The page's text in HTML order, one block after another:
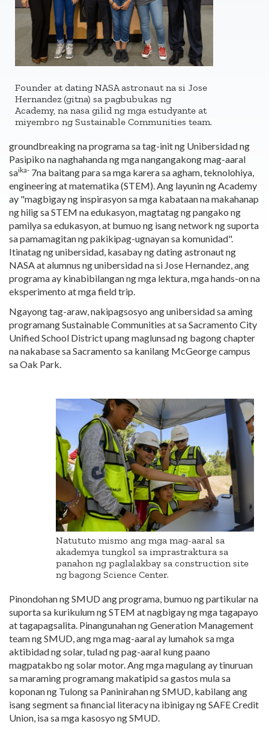
Founder at dating NASA astronaut na si Jose
Hernandez (gitna) sa pagbubukas ng
Academy, na nasa gilid ng mga estudyante at
miyembro ng Sustainable Communities team.
groundbreaking na programa sa tag-init ng Unibersidad ng
Pasipiko na naghahanda ng mga nangangakong mag-aaral
saika- 7na baitang para sa mga karera sa agham, teknolohiya,
engineering at matematika (STEM). Ang layunin ng Academy
ay "magbigay ng inspirasyon sa mga kabataan na makahanap
ng hilig sa STEM na edukasyon, magtatag ng pangako ng
pamilya sa edukasyon, at bumuo ng isang network ng suporta
sa pamamagitan ng pakikipag-ugnayan sa komunidad".
Itinatag ng unibersidad, kasabay ng dating astronaut ng
NASA at alumnus ng unibersidad na si Jose Hernandez, ang
programa ay kinabibilangan ng mga lektura, mga hands-on na
eksperimento at mga field trip.
Ngayong tag-araw, nakipagsosyo ang unibersidad sa aming
programang Sustainable Communities at sa Sacramento City
Unified School District upang maglunsad ng bagong chapter
na nakabase sa Sacramento sa kanilang McGeorge campus
sa Oak Park.
Natututo mismo ang mga mag-aaral sa
akademya tungkol sa imprastraktura sa
panahon ng paglalakbay sa construction site
ng bagong Science Center.
Pinondohan ng SMUD ang programa, bumuo ng partikular na
suporta sa kurikulum ng STEM at nagbigay ng mga tagapayo
at tagapagsalita. Pinangunahan ng Generation Management
team ng SMUD, ang mga mag-aaral ay lumahok sa mga
aktibidad ng solar, tulad ng pag-aaral kung paano
magpatakbo ng solar motor. Ang mga magulang ay tinuruan
sa maraming programang makatipid sa gastos mula sa
koponan ng Tulong sa Paninirahan ng SMUD, kabilang ang
isang segment sa financial literacy na ibinigay ng SAFE Credit
Union, isa sa mga kasosyo ng SMUD.